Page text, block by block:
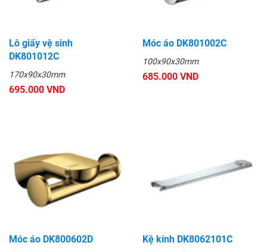
Lô giấy vệ sinh
DK801012C
170x90x30mm
695.000 VND
Móc áo DK801002C
100x90x30mm
685.000 VND
Móc áo DK800602D Kệ kính DK8062101C